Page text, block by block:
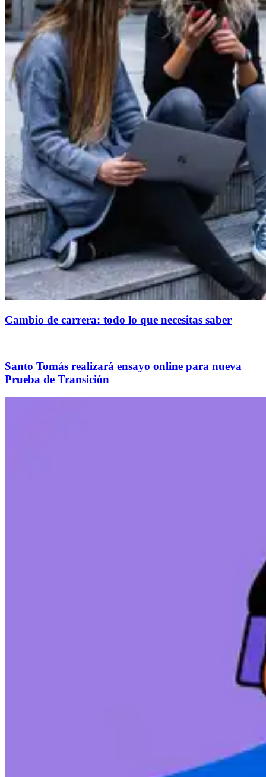
Cambio de carrera: todo lo que necesitas saber
Santo Tomás realizará ensayo online para nueva
Prueba de Transición